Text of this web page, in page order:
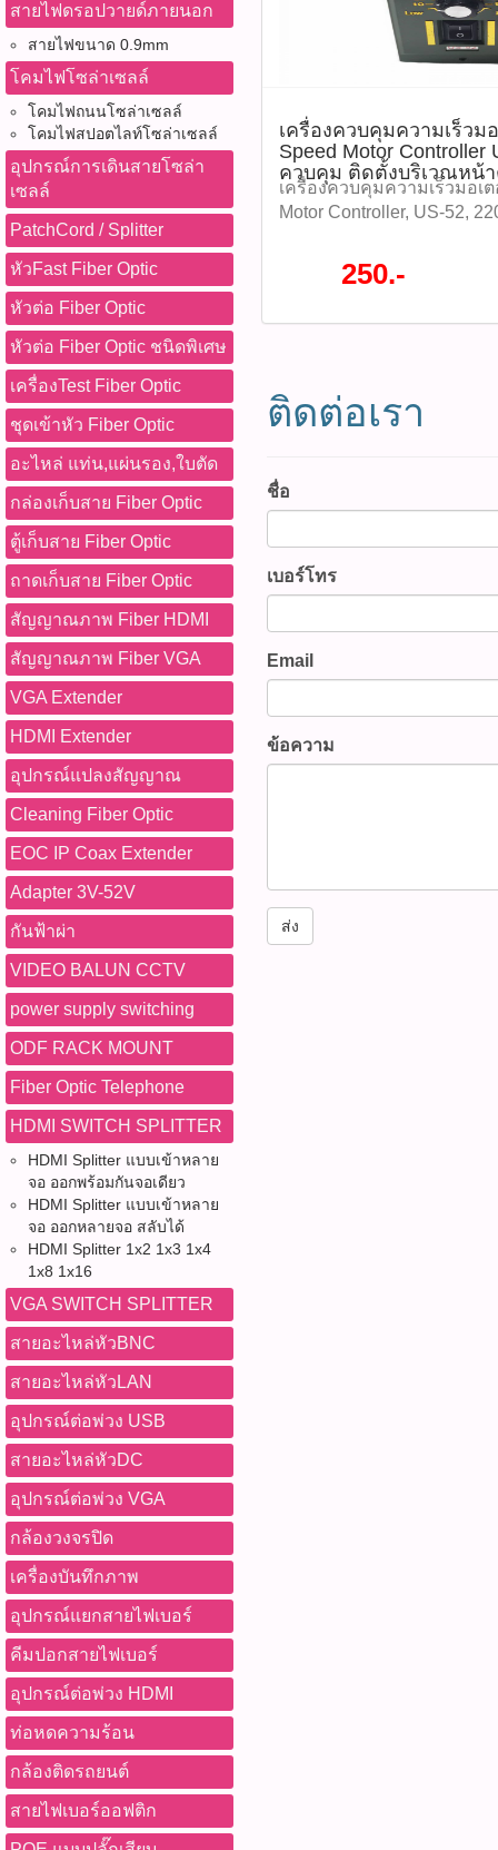
สายไฟดรอปวายด์ภายนอก
สายไฟขนาด 0.9mm
โคมไฟโซล่าเซลล์
โคมไฟถนนโซล่าเซลล์
โคมไฟสปอตไลท์โซล่าเซลล์
อุปกรณ์การเดินสายโซล่า
เซลล์
PatchCord / Splitter
หัวFast Fiber Optic
หัวต่อ Fiber Optic
หัวต่อ Fiber Optic ชนิดพิเศษ
เครื่องTest Fiber Optic
ชุดเข้าหัว Fiber Optic
อะไหล่ แท่น,แผ่นรอง,ใบตัด
กล่องเก็บสาย Fiber Optic
ตู้เก็บสาย Fiber Optic
ถาดเก็บสาย Fiber Optic
สัญญาณภาพ Fiber HDMI
สัญญาณภาพ Fiber VGA
VGA Extender
HDMI Extender
อุปกรณ์แปลงสัญญาณ
Cleaning Fiber Optic
EOC IP Coax Extender
Adapter 3V-52V
กันฟ้าผ่า
VIDEO BALUN CCTV
power supply switching
ODF RACK MOUNT
Fiber Optic Telephone
HDMI SWITCH SPLITTER
HDMI Splitter แบบเข้าหลาย
จอ ออกพร้อมกันจอเดียว
HDMI Splitter แบบเข้าหลาย
จอ ออกหลายจอ สลับได้
HDMI Splitter 1x2 1x3 1x4
1x8 1x16
VGA SWITCH SPLITTER
สายอะไหล่หัวBNC
สายอะไหล่หัวLAN
อุปกรณ์ต่อพ่วง USB
สายอะไหล่หัวDC
อุปกรณ์ต่อพ่วง VGA
กล้องวงจรปิด
เครื่องบันทึกภาพ
อุปกรณ์แยกสายไฟเบอร์
คีมปอกสายไฟเบอร์
อุปกรณ์ต่อพ่วง HDMI
ท่อหดความร้อน
กล้องติดรถยนต์
สายไฟเบอร์ออฟติก
1700RPM ช่วงอุณหภูมิในก
50°C ติดตามโปรโมชั่นทั้ง
หมด
987-3656 (saleธิป)
2686 (sale ตี๋)
เครื่องควบคุมความเร็วม
Speed Motor Controller
ควบคุม ติดตั้งบริเวณหน้
เครื่องควบคุมความเร็วมอเ
Motor Controller, US-52,
ความเร็วมอเตอร์ Speed
220V 60W สามารถควบคุ
แรงดันไฟฟ้าขาเข้า :
โหมดการทำงาน : VR
การทำงาน : -10°C ~ 50°C
หมด
987-3656 (saleธิป)
2686 (sale ตี๋)
250.-
ติดต่อเรา
ชื่อ
เบอร์โทร
Email
ข้อความ
ส่ง